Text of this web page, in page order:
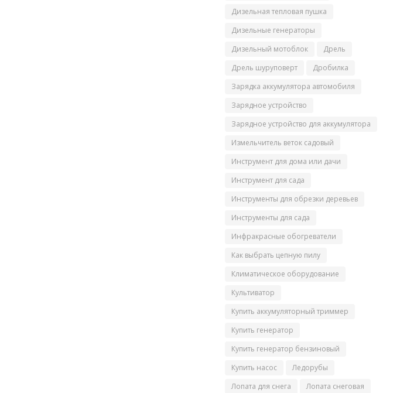
Дизельная тепловая пушка
Дизельные генераторы
Дизельный мотоблок
Дрель
Дрель шуруповерт
Дробилка
Зарядка аккумулятора автомобиля
Зарядное устройство
Зарядное устройство для аккумулятора
Измельчитель веток садовый
Инструмент для дома или дачи
Инструмент для сада
Инструменты для обрезки деревьев
Инструменты для сада
Инфракрасные обогреватели
Как выбрать цепную пилу
Климатическое оборудование
Культиватор
Купить аккумуляторный триммер
Купить генератор
Купить генератор бензиновый
Купить насос
Ледорубы
Лопата для снега
Лопата снеговая